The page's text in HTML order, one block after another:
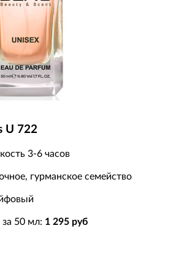
U 722
3-6 часов
гурманское семейство
за 50 мл: 1 295 руб